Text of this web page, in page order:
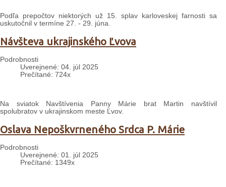
Podľa prepočtov niektorých už 15. splav karloveskej farnosti sa
uskutočnil v termíne 27. - 29. júna.
Návšteva ukrajinského Ľvova
Podrobnosti
Uverejnené: 04. júl 2025
Prečítané: 724x
Na sviatok Navštívenia Panny Márie brat Martin navštívil
spolubratov v ukrajinskom meste Ľvov.
Oslava Nepoškvrneného Srdca P. Márie
Podrobnosti
Uverejnené: 01. júl 2025
Prečítané: 1349x